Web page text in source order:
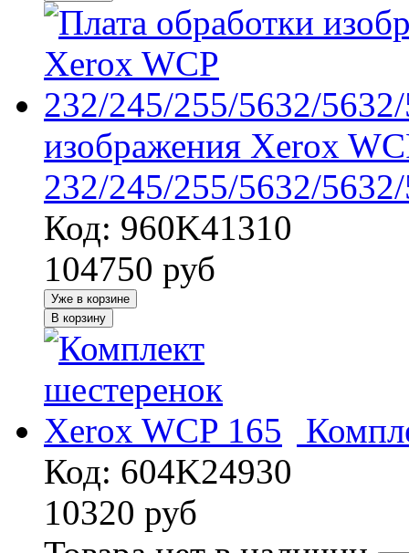
изображения Xerox
232/245/255/5632/
Код: 960K41310
104750 руб
Уже в корзине
В корзину
Код: 604K24930
10320 руб